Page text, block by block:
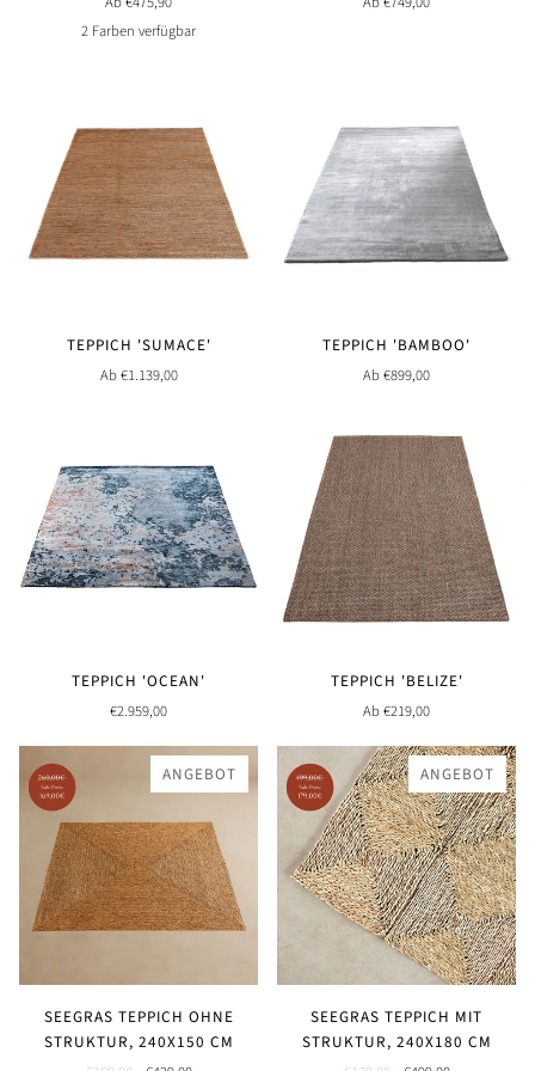
2 Farben verfügbar
TEPPICH 'SUMACE'
Ab €1.139,00
TEPPICH 'BAMBOO'
Ab €899,00
TEPPICH 'OCEAN'
€2.959,00
TEPPICH 'BELIZE'
Ab €219,00
ANGEBOT
SEEGRAS TEPPICH OHNE
STRUKTUR, 240X150 CM
ANGEBOT
SEEGRAS TEPPICH MIT
STRUKTUR, 240X180 CM